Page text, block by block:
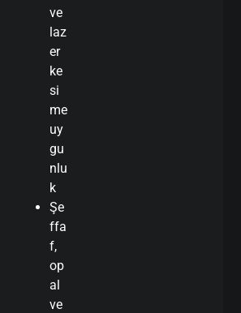
ve
laz
er
ke
si
me
uy
gu
nlu
k
Şe
ffa
f,
op
al
ve